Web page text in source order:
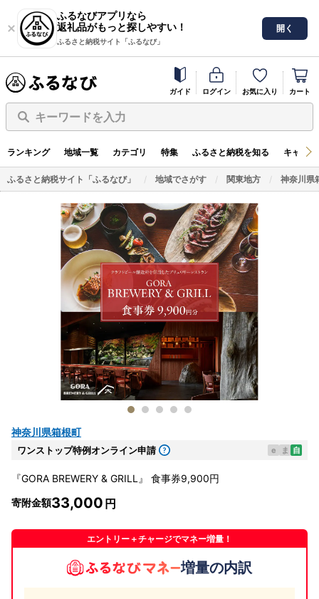
ふるなびアプリなら
返礼品がもっと探しやすい！
ふるさと納税サイト「ふるなび」
開く
ガイド ログイン お気に入り カート
キーワードを入力
ランキング 地域一覧 カテゴリ 特集 ふるさと納税を知る キャン
ふるさと納税サイト「ふるなび」 地域でさがす 関東地方 神奈川県
神奈川県箱根町
ワンストップ特例オンライン申請 e ま 自
『GORA BREWERY & GRILL』 食事券9,900円
寄附金額33,000
エントリー＋チャージでマネー増量！
増量の内訳